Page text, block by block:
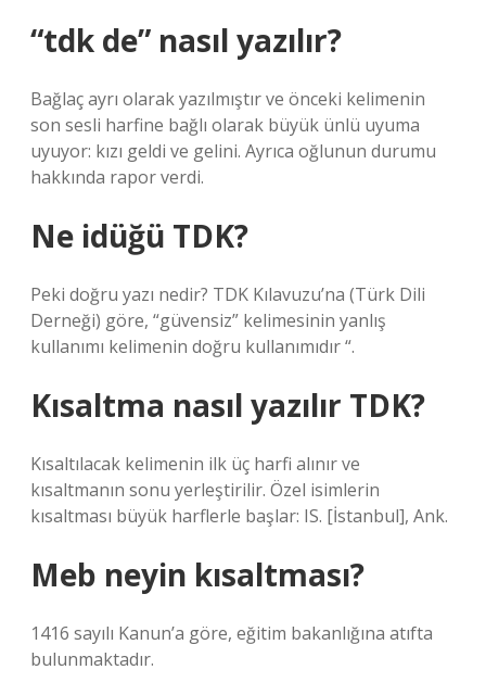
“tdk de” nasıl yazılır?
Bağlaç ayrı olarak yazılmıştır ve önceki kelimenin
son sesli harfine bağlı olarak büyük ünlü uyuma
uyuyor: kızı geldi ve gelini. Ayrıca oğlunun durumu
hakkında rapor verdi.
Ne idüğü TDK?
Peki doğru yazı nedir? TDK Kılavuzu’na (Türk Dili
Derneği) göre, “güvensiz” kelimesinin yanlış
kullanımı kelimenin doğru kullanımıdır “.
Kısaltma nasıl yazılır TDK?
Kısaltılacak kelimenin ilk üç harfi alınır ve
kısaltmanın sonu yerleştirilir. Özel isimlerin
kısaltması büyük harflerle başlar: IS. [İstanbul], Ank.
Meb neyin kısaltması?
1416 sayılı Kanun’a göre, eğitim bakanlığına atıfta
bulunmaktadır.